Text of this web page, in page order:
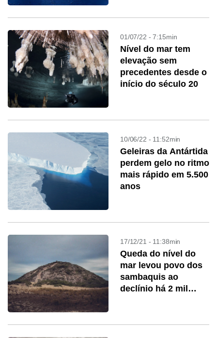
01/07/22 - 7:15min
Nível do mar tem
elevação sem
precedentes desde o
início do século 20
10/06/22 - 11:52min
Geleiras da Antártida
perdem gelo no ritmo
mais rápido em 5.500
anos
17/12/21 - 11:38min
Queda do nível do
mar levou povo dos
sambaquis ao
declínio há 2 mil